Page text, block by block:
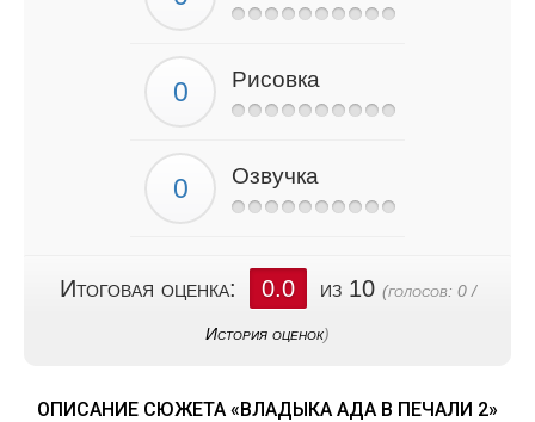
Рисовка
Озвучка
Итоговая оценка: 0.0 из 10 (голосов: 0/
История оценок)
ОПИСАНИЕ СЮЖЕТА «ВЛАДЫКА АДА В ПЕЧАЛИ 2»